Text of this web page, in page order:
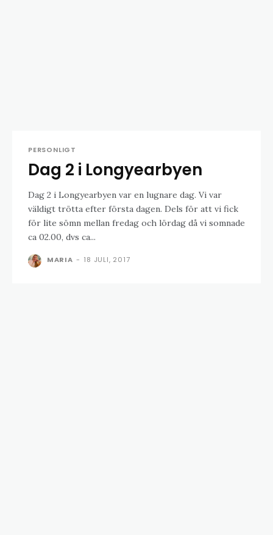
PERSONLIGT
Dag 2 i Longyearbyen
Dag 2 i Longyearbyen var en lugnare dag. Vi var
väldigt trötta efter första dagen. Dels för att vi fick
för lite sömn mellan fredag och lördag då vi somnade
ca 02.00, dvs ca...
MARIA - 18 JULI, 2017